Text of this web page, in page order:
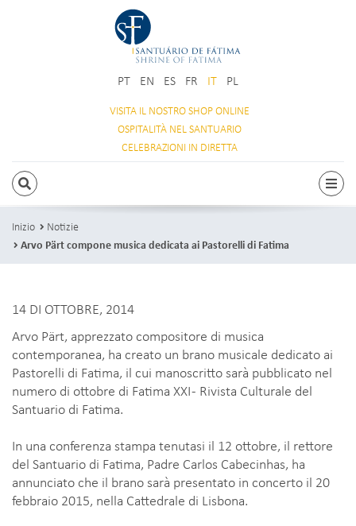
PT EN ES FR IT PL
VISITA IL NOSTROSHOP ONLINE
OSPITALITÀ NEL SANTUARIO
CELEBRAZIONI IN DIRETTA
RICERCA
Inizio
Notizie
Arvo Pärt compone musica dedicata ai Pastorelli di Fatima
14 DI OTTOBRE, 2014
Arvo Pärt, apprezzato compositore di musica
contemporanea, ha creato un brano musicale dedicato ai
Pastorelli di Fatima, il cui manoscritto sarà pubblicato nel
numero di ottobre di Fatima XXI - Rivista Culturale del
Santuario di Fatima.
In una conferenza stampa tenutasi il 12 ottobre, il rettore
del Santuario di Fatima, Padre Carlos Cabecinhas, ha
annunciato che il brano sarà presentato in concerto il 20
febbraio 2015, nella Cattedrale di Lisbona.